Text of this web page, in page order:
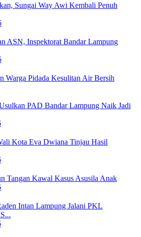
Sungai Way Awi Kembali Penuh
ASN, Inspektorat Bandar Lampung
Warga Pidada Kesulitan Air Bersih
PAD Bandar Lampung Naik Jadi
Kota Eva Dwiana Tinjau Hasil
Tangan Kawal Kasus Asusila Anak
Intan Lampung Jalani PKL